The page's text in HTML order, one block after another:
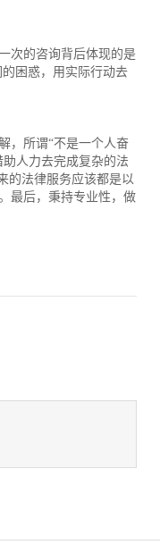
次的咨询背后体现的是
困惑，用实际行动去
，所谓“不是一个人奋
人力去完成复杂的法
的法律服务应该都是以
最后，秉持专业性，做